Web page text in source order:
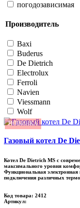
погодозависимая
Производитель
Baxi
Buderus
De Dietrich
Electrolux
Ferroli
Navien
Viessmann
Wolf
НОВИНКА
Газовый котел De
Котел De Dietrich MS с
максимального уровня
Функциональная
подключения различных
Код товара: 2412
Артикул: